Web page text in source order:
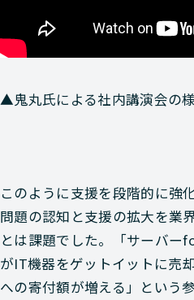
▲鬼丸氏による社内講演会の
このように支援を段階的に強
問題の認知と支援の拡大を業
とは課題でした。「サーバー
がIT機器をゲットイットに売
への寄付額が増える」という